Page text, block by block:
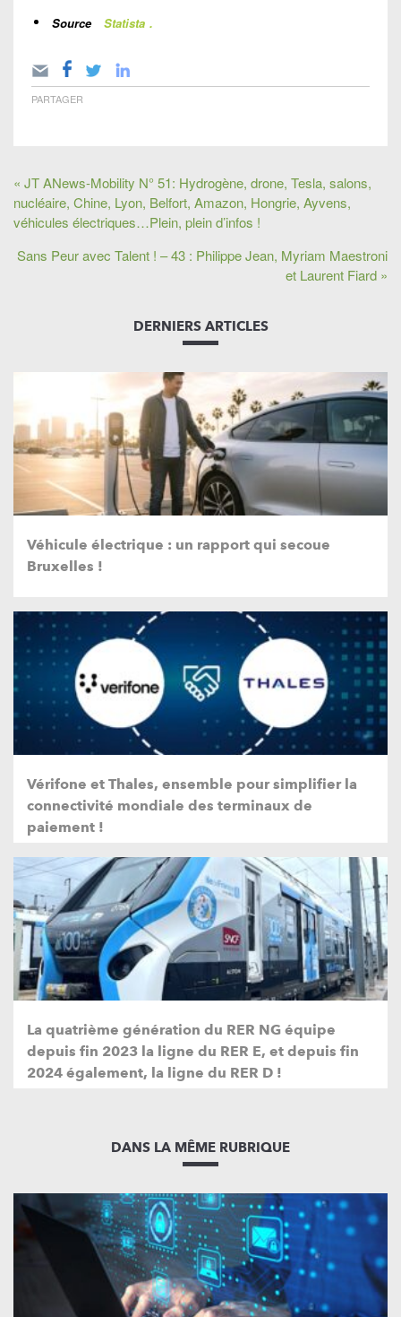
Source Statista .
PARTAGER
« JT ANews-Mobility N° 51: Hydrogène, drone, Tesla, salons,
nucléaire, Chine, Lyon, Belfort, Amazon, Hongrie, Ayvens,
véhicules électriques…Plein, plein d’infos !
Sans Peur avec Talent ! – 43 : Philippe Jean, Myriam Maestroni
et Laurent Fiard »
DERNIERS ARTICLES
Véhicule électrique : un rapport qui secoue
Bruxelles !
Vérifone et Thales, ensemble pour simplifier la
connectivité mondiale des terminaux de
paiement !
La quatrième génération du RER NG équipe
depuis fin 2023 la ligne du RER E, et depuis fin
2024 également, la ligne du RER D !
DANS LA MÊME RUBRIQUE